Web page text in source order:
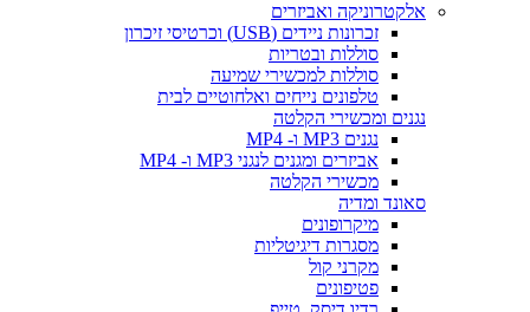
אלקטרוניקה ואביזרים
זכרונות ניידים (USB) וכרטיסי זיכרון
סוללות ובטריות
סוללות למכשירי שמיעה
טלפונים נייחים ואלחוטיים לבית
נגנים ומכשירי הקלטה
נגנים MP3 ו- MP4
אביזרים ומגנים לנגני MP3 ו- MP4
מכשירי הקלטה
סאונד ומדיה
מיקרופונים
מסגרות דיגיטליות
מקרני קול
פטיפונים